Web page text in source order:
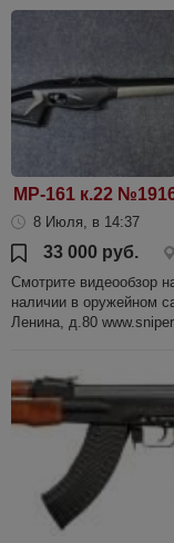
МР-161 к.22
8 Июля, в 14:37
33 000 руб.
Смотрите видеообзор
наличии в оружейном
Ленина, д.80